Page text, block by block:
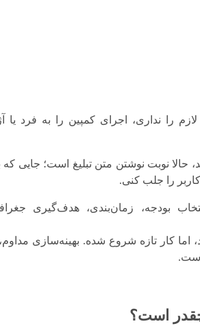
را نداری، اجرای کمپین را به فرد یا
نوبت نوشتن متن تبلیغ است؛ جایی که
را جلب کنی.
بودجه، زمان‌بندی، هدف‌گیری
اما کار تازه شروع شده. بهینه‌سازی
چقدر است؟